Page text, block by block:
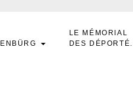
LE MÉMORIAL
DES